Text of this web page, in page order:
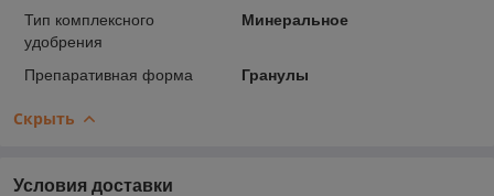
Тип комплексного
удобрения
Минеральное
Препаративная форма Гранулы
Скрыть
Условия доставки